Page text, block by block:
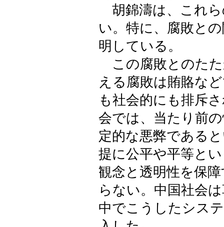
胡錦濤は、これら
い。特に、腐敗と
明している。
この腐敗とのた
える腐敗は賄賂な
も社会的にも排斥
会では、当たり前
定的な悪弊である
提に公平や平等と
観念と透明性を保
らない。中国社会
中でこうしたシス